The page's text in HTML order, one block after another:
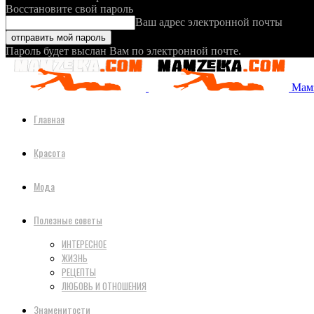
Восстановите свой пароль
Ваш адрес электронной почты
Пароль будет выслан Вам по электронной почте.
Главная
Красота
Мода
Полезные советы
ИНТЕРЕСНОЕ
ЖИЗНЬ
РЕЦЕПТЫ
ЛЮБОВЬ И ОТНОШЕНИЯ
Знаменитости